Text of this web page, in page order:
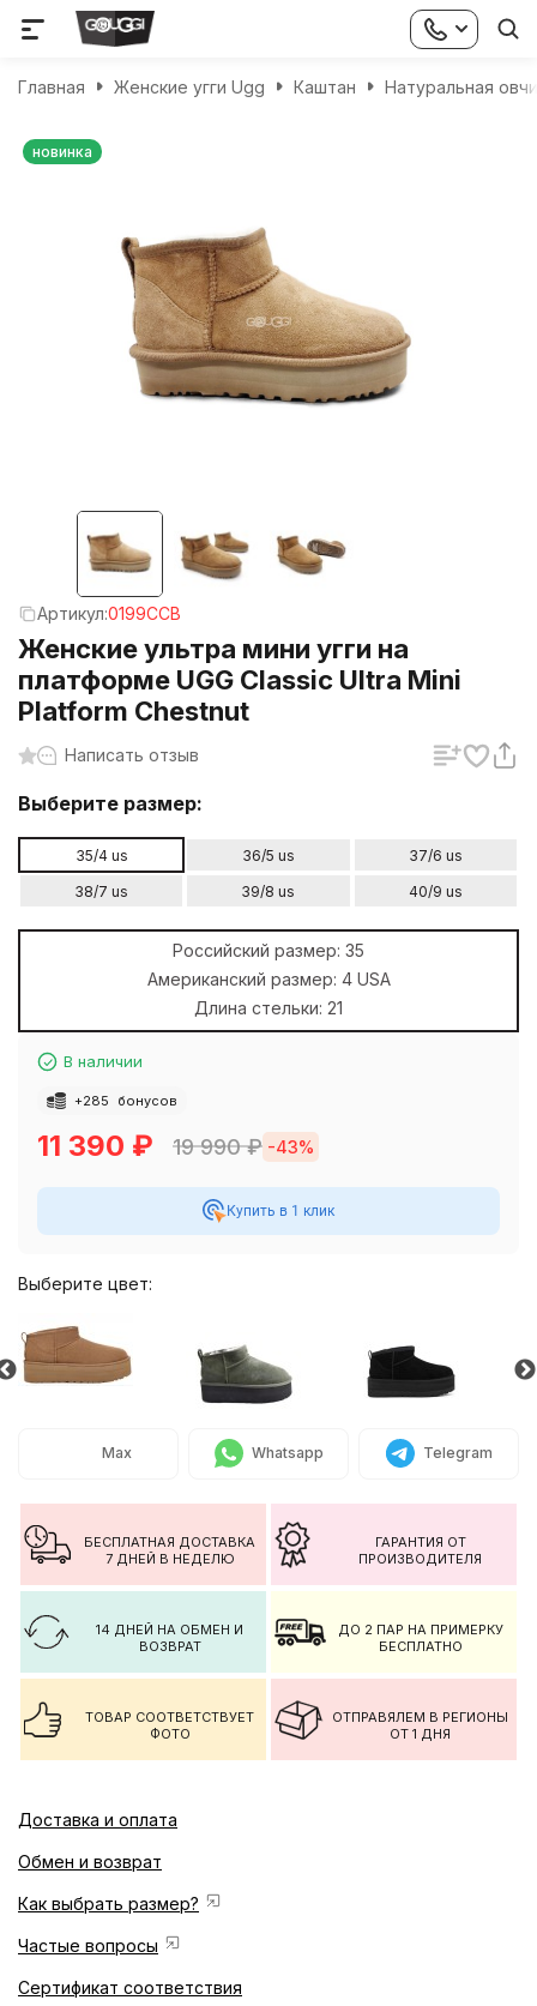
Главная Женские угги Ugg Каштан Натуральная
новинка
Артикул:0199CCB
Женские ультра мини угги на
платформе UGG Classic Ultra Mini
Platform Chestnut
Написать отзыв
Выберите размер:
35/4 us 36/5 us
37/6 us
38/7 us
39/8 us 40/9 us
Российский размер: 35
Американский размер: 4 USA
Длина стельки: 21
В наличии
+285 бонусов
11 390 ₽ 19 990₽ -43%
Купить в 1 клик
Выберите цвет:
Max Whatsapp Telegram
БЕСПЛАТНАЯ ДОСТАВКА
7 ДНЕЙ В НЕДЕЛЮ
ГАРАНТИЯ ОТ
ПРОИЗВОДИТЕЛЯ
14 ДНЕЙ НА ОБМЕН И
ВОЗВРАТ
ДО 2 ПАР НА ПРИМЕРКУ
БЕСПЛАТНО
ТОВАР СООТВЕТСТВУЕТ
ФОТО
ОТПРАВЯЛЕМ В РЕГИОНЫ
ОТ 1 ДНЯ
Доставка и оплата
Обмен и возврат
Как выбрать размер?
Частые вопросы
Сертификат соответствия